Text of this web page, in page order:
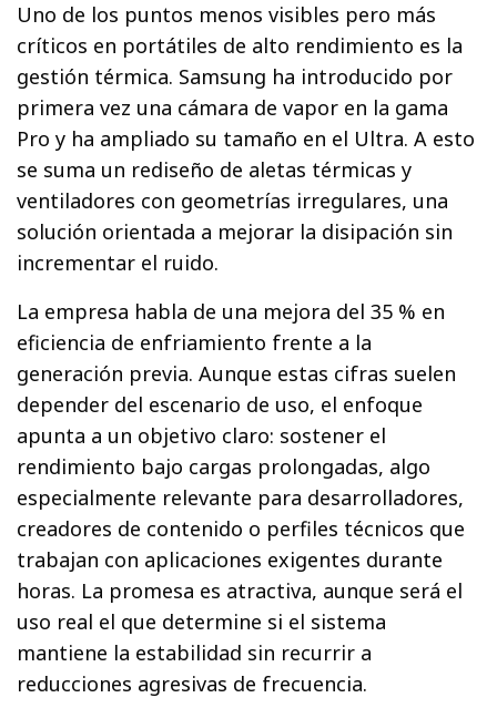
Uno de los puntos menos visibles pero más
críticos en portátiles de alto rendimiento es la
gestión térmica. Samsung ha introducido por
primera vez una cámara de vapor en la gama
Pro y ha ampliado su tamaño en el Ultra. A esto
se suma un rediseño de aletas térmicas y
ventiladores con geometrías irregulares, una
solución orientada a mejorar la disipación sin
incrementar el ruido.
La empresa habla de una mejora del 35 % en
eficiencia de enfriamiento frente a la
generación previa. Aunque estas cifras suelen
depender del escenario de uso, el enfoque
apunta a un objetivo claro: sostener el
rendimiento bajo cargas prolongadas, algo
especialmente relevante para desarrolladores,
creadores de contenido o perfiles técnicos que
trabajan con aplicaciones exigentes durante
horas. La promesa es atractiva, aunque será el
uso real el que determine si el sistema
mantiene la estabilidad sin recurrir a
reducciones agresivas de frecuencia.